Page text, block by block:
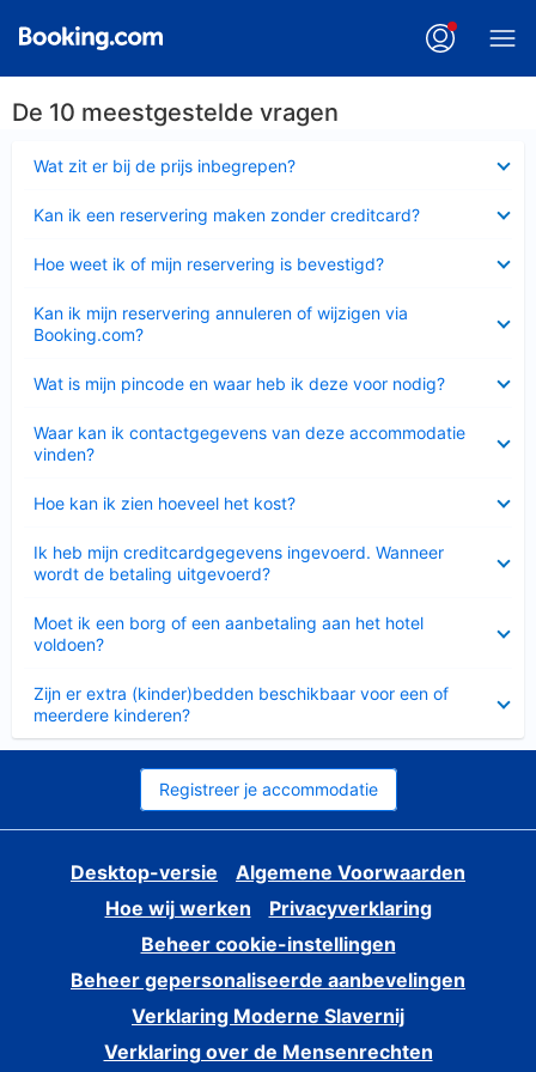
De 10 meestgestelde vragen
Wat zit er bij de prijs inbegrepen?
Kan ik een reservering maken zonder creditcard?
Hoe weet ik of mijn reservering is bevestigd?
Kan ik mijn reservering annuleren of wijzigen via
Booking.com?
Wat is mijn pincode en waar heb ik deze voor nodig?
Waar kan ik contactgegevens van deze accommodatie
vinden?
Hoe kan ik zien hoeveel het kost?
Ik heb mijn creditcardgegevens ingevoerd. Wanneer
wordt de betaling uitgevoerd?
Moet ik een borg of een aanbetaling aan het hotel
voldoen?
Zijn er extra (kinder)bedden beschikbaar voor een of
meerdere kinderen?
Registreer je accommodatie
Desktop-versie
Algemene Voorwaarden
Hoe wij werken
Privacyverklaring
Beheer cookie-instellingen
Beheer gepersonaliseerde aanbevelingen
Verklaring Moderne Slavernij
Verklaring over de Mensenrechten